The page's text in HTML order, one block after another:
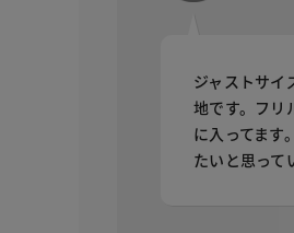
ジャストサイ
地です。フリ
に入ってます
たいと思って